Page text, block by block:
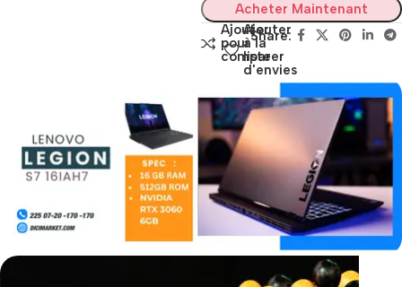
Acheter Maintenant
Ajouter
pour
comparer
Ajouter
à la
liste
d'envies
Share: